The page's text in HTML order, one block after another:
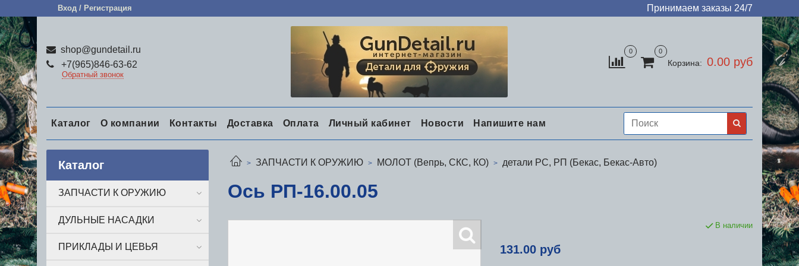
Вход / Регистрация Принимаем заказы 24/7
shop@gundetail.ru
+7(965)846-63-62
Обратный звонок
0 0
Корзина: 0.00 руб
Каталог О компании Контакты Доставка Оплата Личный кабинет Новости Напишите нам
ЗАПЧАСТИ К ОРУЖИЮ МОЛОТ (Вепрь, СКС, КО) детали РС, РП (Бекас, Бекас-Авто)
Ось РП-16.00.05
В наличии
131.00 руб
Каталог
ЗАПЧАСТИ К ОРУЖИЮ
ДУЛЬНЫЕ НАСАДКИ
ПРИКЛАДЫ И ЦЕВЬЯ